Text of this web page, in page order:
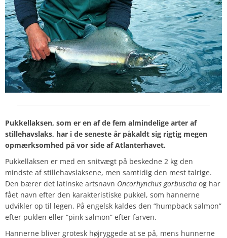
Pukkellaksen, som er en af de fem almindelige arter af
stillehavslaks, har i de seneste år påkaldt sig rigtig megen
opmærksomhed på vor side af Atlanterhavet.
Pukkellaksen er med en snitvægt på beskedne 2 kg den
mindste af stillehavslaksene, men samtidig den mest talrige.
Den bærer det latinske artsnavn Oncorhynchus gorbuscha og har
fået navn efter den karakteristiske pukkel, som hannerne
udvikler op til legen. På engelsk kaldes den “humpback salmon”
efter puklen eller “pink salmon” efter farven.
Hannerne bliver grotesk højryggede at se på, mens hunnerne